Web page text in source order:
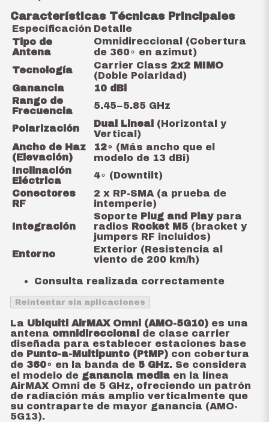
Características Técnicas Principales
Especificación Detalle
Tipo de
Antena
Omnidireccional (Cobertura
de 360∘ en azimut)
Tecnología
Carrier Class 2x2 MIMO
(Doble Polaridad)
Ganancia
10 dBi
Rango de
Frecuencia
5.45−5.85 GHz
Polarización Dual Lineal
(Horizontal y
Vertical)
Ancho de Haz
(Elevación)
12∘ (Más ancho que el
modelo de 13 dBi)
Inclinación
Eléctrica
4∘ (Downtilt)
Conectores
RF
2 x RP-SMA (a prueba de
intemperie)
Integración
Soporte Plug and Playpara
radios Rocket M5(bracket y
jumpers RF incluidos)
Entorno
Exterior (Resistencia al
viento de 200km/h)
Consulta realizada correctamente
Reintentar sin aplicaciones
La Ubiquiti AirMAX Omni (AMO-5G10)es una
antena omnidireccional
de clase carrier
diseñada para establecer estaciones base
de Punto-a-Multipunto (PtMP)con cobertura
de 360∘ en la banda de 5 GHz. Se considera
el modelo de ganancia mediaen la línea
AirMAX Omni de 5 GHz, ofreciendo un patrón
de radiación más amplio verticalmente que
su contraparte de mayor ganancia (AMO-
5G13).